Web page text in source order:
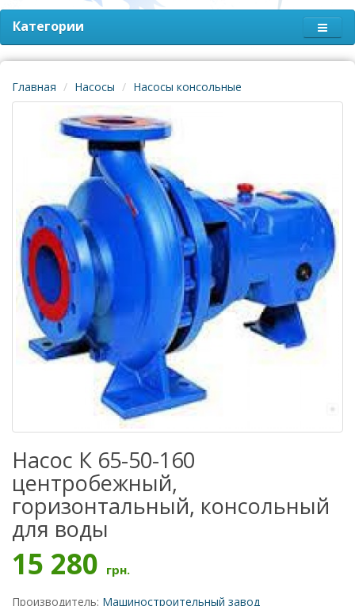
Категории
Главная Насосы Насосы консольные
Насос К 65-50-160
центробежный,
горизонтальный, консольный
для воды
15 280 грн.
Производитель: Машиностроительный завод